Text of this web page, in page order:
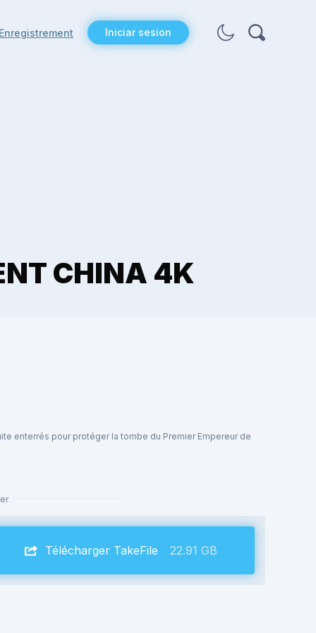
Enregistrement Iniciar sesion
CHINA 4K
enterrés pour protéger la tombe du Premier Empereur de
Télécharger TakeFile 22.91 GB